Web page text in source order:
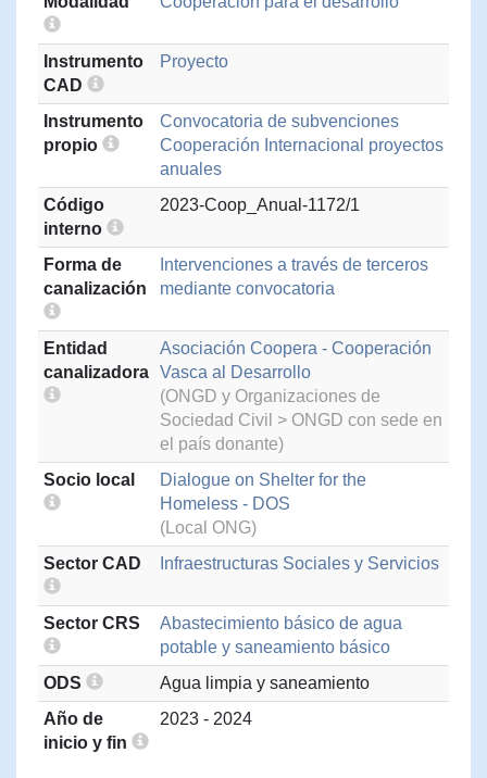
Instrumento
CAD
Proyecto
Instrumento
propio
Convocatoria de subvenciones
Cooperación Internacional proyectos
anuales
Código
interno
2023-Coop_Anual-1172/1
Forma de
canalización
Intervenciones a través de terceros
mediante convocatoria
Entidad
canalizadora
Asociación Coopera - Cooperación
Vasca al Desarrollo
(ONGD y Organizaciones de
Sociedad Civil > ONGD con sede en
el país donante)
Socio local
Dialogue on Shelter for the
Homeless - DOS
(Local ONG)
Sector CAD
Infraestructuras Sociales y Servicios
Sector CRS
Abastecimiento básico de agua
potable y saneamiento básico
ODS
Agua limpia y saneamiento
Año de
inicio y fin
2023 - 2024